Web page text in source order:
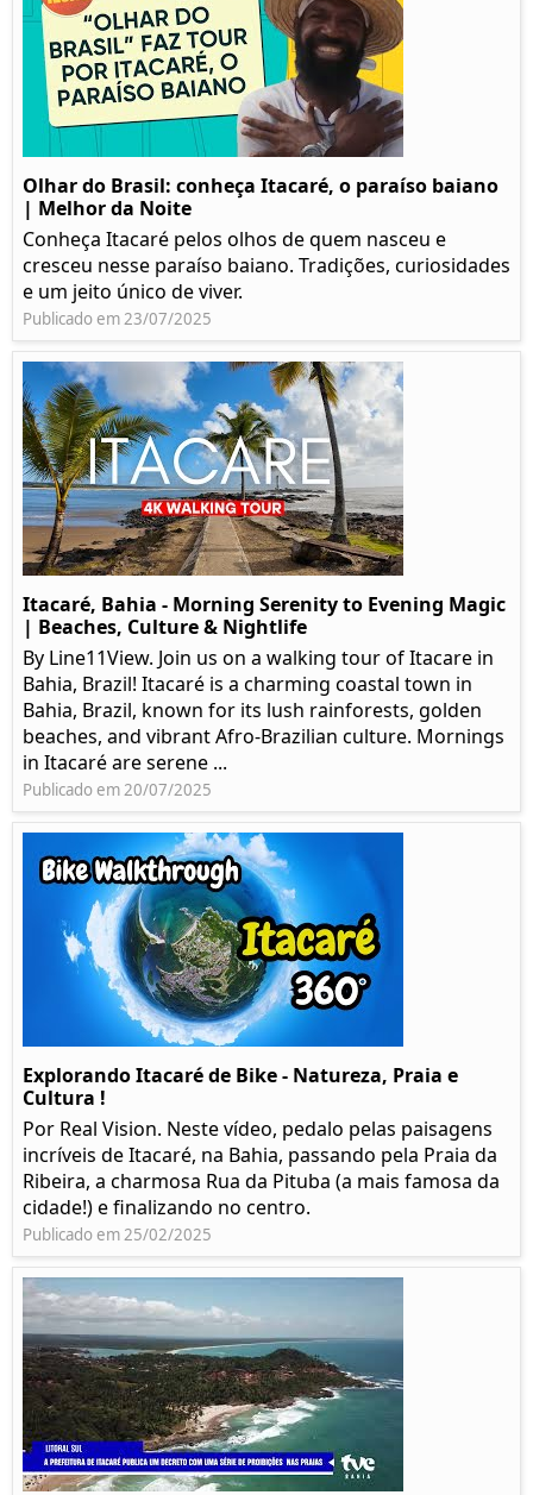
Olhar do Brasil: conheça Itacaré, o paraíso baiano
| Melhor da Noite
Conheça Itacaré pelos olhos de quem nasceu e
cresceu nesse paraíso baiano. Tradições, curiosidades
e um jeito único de viver.
Publicado em 23/07/2025
Itacaré, Bahia - Morning Serenity to Evening Magic
| Beaches, Culture & Nightlife
By Line11View. Join us on a walking tour of Itacare in
Bahia, Brazil! Itacaré is a charming coastal town in
Bahia, Brazil, known for its lush rainforests, golden
beaches, and vibrant Afro-Brazilian culture. Mornings
in Itacaré are serene ...
Publicado em 20/07/2025
Explorando Itacaré de Bike - Natureza, Praia e
Cultura !
Por Real Vision. Neste vídeo, pedalo pelas paisagens
incríveis de Itacaré, na Bahia, passando pela Praia da
Ribeira, a charmosa Rua da Pituba (a mais famosa da
cidade!) e finalizando no centro.
Publicado em 25/02/2025